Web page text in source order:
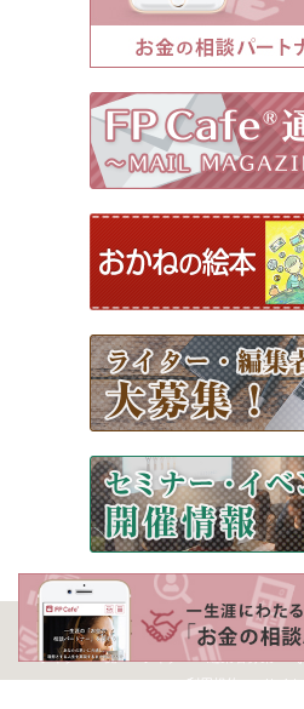
ホーム Mochaについて 運営会
ライター一覧
ライター・編集者募集
利用規約
サイ